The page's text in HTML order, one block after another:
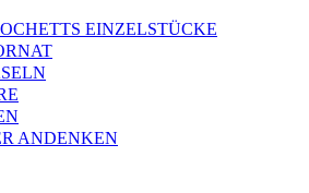
EINZELSTÜCKE
ANDENKEN